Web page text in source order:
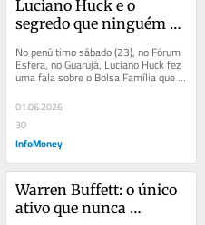
Luciano Huck e o
segredo que ninguém
Família: ele foi
desenhado por
No penúltimo sábado (23), no Fórum
Esfera, no Guarujá, Luciano Huck fez
uma fala sobre o Bolsa Família que
provocou exatamente a reação que
o...
01.06.2026
30
InfoMoney
Warren Buffett: o único
ativo que nunca